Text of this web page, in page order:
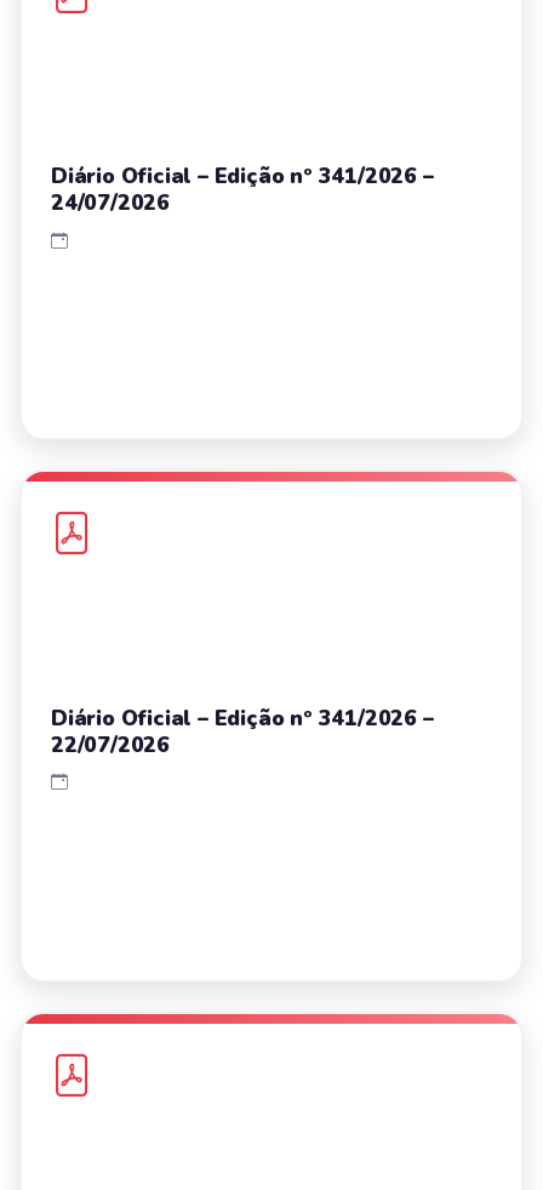
Diário Oficial – Edição nº 341/2026 –
24/07/2026
Diário Oficial – Edição nº 341/2026 –
22/07/2026